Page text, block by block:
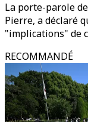
La porte-parole
Pierre, a déclaré
"implications" de
RECOMMANDÉ